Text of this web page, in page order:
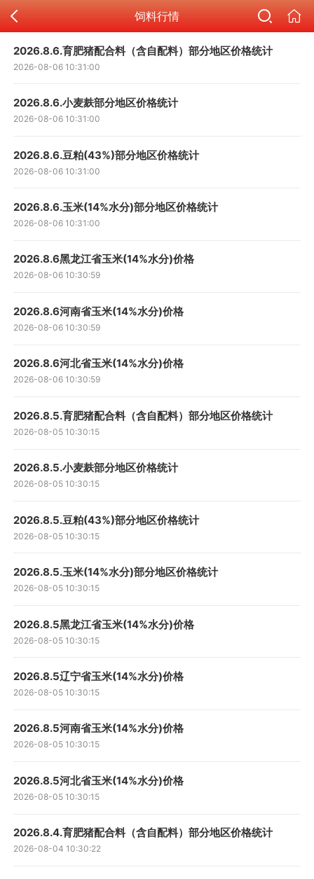
饲料行情
2026.8.6.育肥猪配合料（含自配料）部分地区价格统计
2026-08-06 10:31:00
2026.8.6.小麦麸部分地区价格统计
2026-08-06 10:31:00
2026.8.6.豆粕(43%)部分地区价格统计
2026-08-06 10:31:00
2026.8.6.玉米(14%水分)部分地区价格统计
2026-08-06 10:31:00
2026.8.6黑龙江省玉米(14%水分)价格
2026-08-06 10:30:59
2026.8.6河南省玉米(14%水分)价格
2026-08-06 10:30:59
2026.8.6河北省玉米(14%水分)价格
2026-08-06 10:30:59
2026.8.5.育肥猪配合料（含自配料）部分地区价格统计
2026-08-05 10:30:15
2026.8.5.小麦麸部分地区价格统计
2026-08-05 10:30:15
2026.8.5.豆粕(43%)部分地区价格统计
2026-08-05 10:30:15
2026.8.5.玉米(14%水分)部分地区价格统计
2026-08-05 10:30:15
2026.8.5黑龙江省玉米(14%水分)价格
2026-08-05 10:30:15
2026.8.5辽宁省玉米(14%水分)价格
2026-08-05 10:30:15
2026.8.5河南省玉米(14%水分)价格
2026-08-05 10:30:15
2026.8.5河北省玉米(14%水分)价格
2026-08-05 10:30:15
2026.8.4.育肥猪配合料（含自配料）部分地区价格统计
2026-08-04 10:30:22